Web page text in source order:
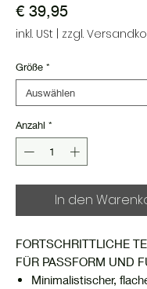
€ 39,95Preis
inkl. USt zzgl.
Größe *
Anzahl *
In den
FORTSCHRITTLICHE
FÜR PASSFORM UND
Minimalistischer,